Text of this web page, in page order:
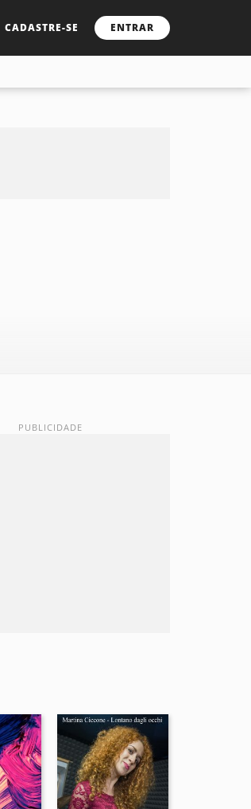
CADASTRE-SE ENTRAR